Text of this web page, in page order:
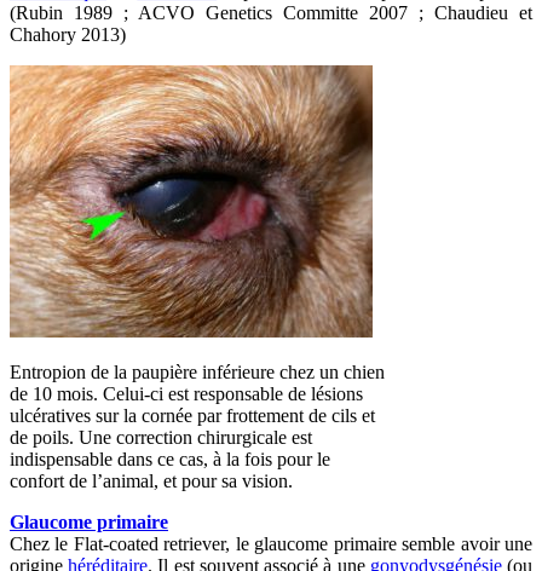
(Rubin 1989 ; ACVO Genetics Committe 2007 ; Chaudieu et
Chahory 2013)
Entropion de la paupière inférieure chez un chien
de 10 mois. Celui-ci est responsable de lésions
ulcératives sur la cornée par frottement de cils et
de poils. Une correction chirurgicale est
indispensable dans ce cas, à la fois pour le
confort de l’animal, et pour sa vision.
Glaucome primaire
Chez le Flat-coated retriever, le glaucome primaire semble avoir une
originehéréditaire. Il est souvent associé à une gonyodysgénésie(ou